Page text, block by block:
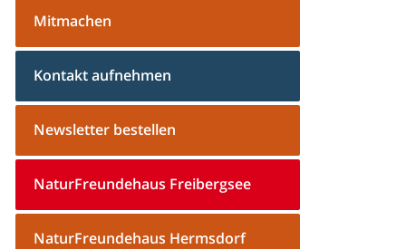
Mitmachen
Kontakt aufnehmen
Newsletter bestellen
NaturFreundehaus Freibergsee
NaturFreundehaus Hermsdorf